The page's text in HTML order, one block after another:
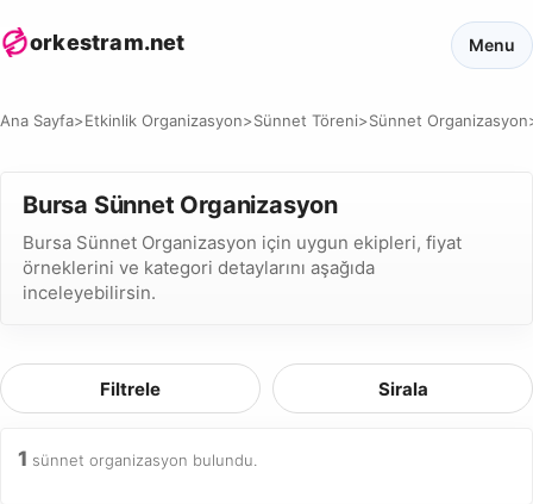
orkestram.net Menu
Ana Sayfa>Etkinlik Organizasyon>Sünnet Töreni>Sünnet Organizasyon
Bursa Sünnet Organizasyon
Bursa Sünnet Organizasyon için uygun ekipleri, fiyat
örneklerini ve kategori detaylarını aşağıda
inceleyebilirsin.
Filtrele Sirala
1 sünnet organizasyon bulundu.